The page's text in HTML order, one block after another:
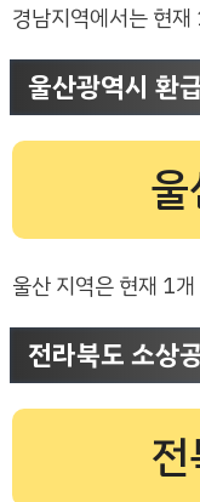
경남지역에서는 현
울산광역시 환
울산 지역은 현재 1
전라북도 소상